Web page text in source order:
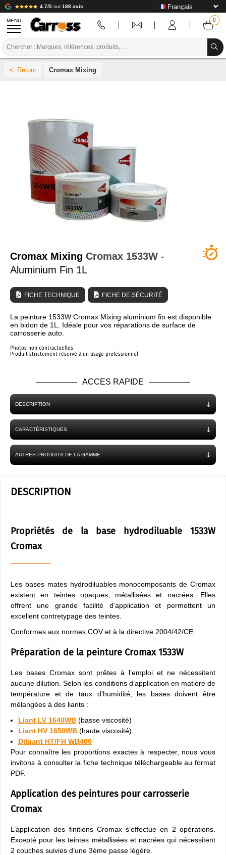
4.7/5 sur188 avis
MENU
PREPARATION / PEINTURE / FINITION
CONSOMMABLE CARROSSERIE
OUTILLAGE CARROSSERIE
ÉQUIPEMENT ATELIER CARROSSERIE
INSTALLATION LABO
TUTORIEL & CONSEILS
Cromax Mixing
Cromax Mixing Cromax 1533W -
Aluminium Fin 1L
FICHE TECHNIQUE FICHE DE SÉCURITÉ
La peinture 1533W Cromax Mixing aluminium fin est disponible
en bidon de 1L. Idéale pour vos réparations de surface de
carrosserie auto.
Photos non contractuelles
Produit strictement réservé à un usage professionnel
ACCES RAPIDE
DESCRIPTION
CARACTÉRISTIQUES
AUTRES PRODUITS DE LA GAMME
DESCRIPTION
Propriétés de la base hydrodiluable 1533W
Cromax
Les bases mates hydrodiluables monocomposants de Cromax
existent en teintes opaques, métallisées et nacrées. Elles
offrent une grande facilité d'application et permettent un
excellent contretypage des teintes.
Conformes aux normes COV et à la directive 2004/42/CE.
Préparation de la peinture Cromax 1533W
Les bases Cromax sont prêtes à l’emploi et ne nécessitent
aucune dilution. Selon les conditions d’application en matière de
température et de taux d’humidité, les bases doivent être
mélangées à des liants :
Liant LV 1640WB (basse viscosité)
Liant HV 1650WB (haute viscosité)
Diluant HT/FH WB400
Pour connaître les proportions exactes à respecter, nous vous
invitons à consulter la fiche technique téléchargeable au format
PDF.
Application des peintures pour carrosserie
Cromax
L’application des finitions Cromax s’effectue en 2 opérations.
Excepté pour les teintes métallisées et nacrées qui nécessitent
2 couches suivies d’une 3ème passe légère.